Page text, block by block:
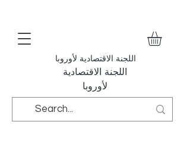
اللجنة الاقتصادية لأوروبا
اللجنة الاقتصادية
لأوروبا